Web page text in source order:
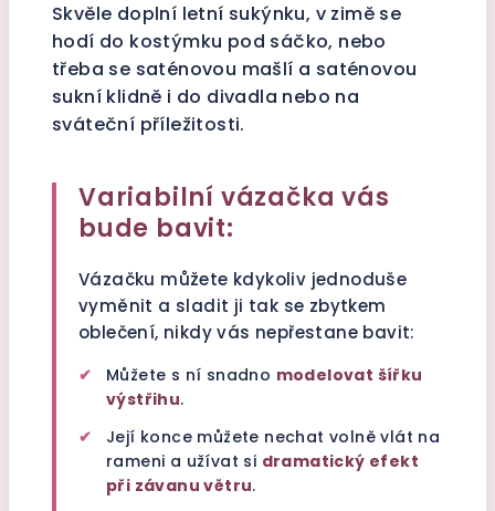
Skvěle doplní letní sukýnku, v zimě se
hodí do kostýmku pod sáčko, nebo
třeba se saténovou mašlí a saténovou
sukní klidně i do divadla nebo na
sváteční příležitosti.
Variabilní vázačka vás
bude bavit:
Vázačku můžete kdykoliv jednoduše
vyměnit a sladit ji tak se zbytkem
oblečení, nikdy vás nepřestane bavit:
✔ Můžete s ní snadno modelovat šířku
výstřihu.
✔
Její konce můžete nechat volně vlát na
rameni a užívat si dramatický efekt
při závanu větru.